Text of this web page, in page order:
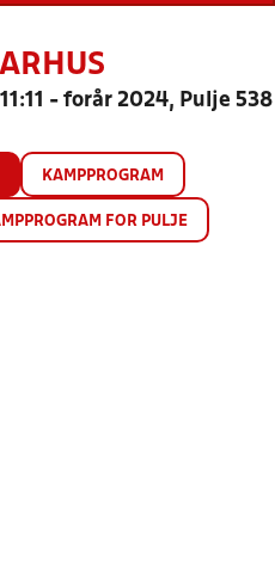
- forår 2024, Pulje 538
KAMPPROGRAM
FOR PULJE